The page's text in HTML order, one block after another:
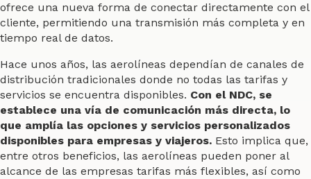
ofrece una nueva forma de conectar directamente con el
cliente, permitiendo una transmisión más completa y en
tiempo real de datos.
Hace unos años, las aerolíneas dependían de canales de
distribución tradicionales donde no todas las tarifas y
servicios se encuentra disponibles. Con el NDC, se
establece una vía de comunicación más directa, lo
que amplía las opciones y servicios personalizados
disponibles para empresas y viajeros. Esto implica que,
entre otros beneficios, las aerolíneas pueden poner al
alcance de las empresas tarifas más flexibles, así como